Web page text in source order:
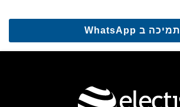
תמיכה ב WhatsApp